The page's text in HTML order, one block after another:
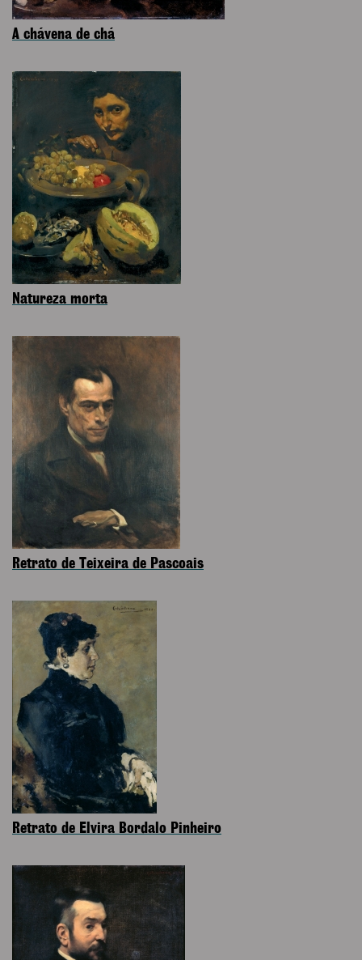
A chávena de chá
Natureza morta
Retrato de Teixeira de Pascoais
Retrato de Elvira Bordalo Pinheiro